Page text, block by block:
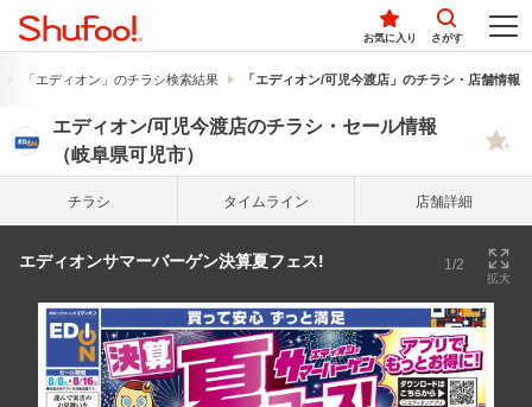
お気に入り さがす
「エディオン」のチラシ検索結果 「エディオン/可児今渡店」のチラシ・店舗情報
エディオン/可児今渡店のチラシ・セール情報
（岐阜県可児市）
チラシ タイム ライン 店舗詳細
エディオンサマーバーゲン決算夏フェス! 1/2
拡大